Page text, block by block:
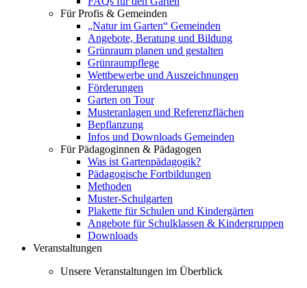
Für Profis & Gemeinden
„Natur im Garten“ Gemeinden
Angebote, Beratung und Bildung
Grünraum planen und gestalten
Grünraumpflege
Wettbewerbe und Auszeichnungen
Förderungen
Garten on Tour
Musteranlagen und Referenzflächen
Bepflanzung
Infos und Downloads Gemeinden
Für Pädagoginnen & Pädagogen
Was ist Gartenpädagogik?
Pädagogische Fortbildungen
Methoden
Muster-Schulgarten
Plakette für Schulen und Kindergärten
Angebote für Schulklassen & Kindergruppen
Downloads
Veranstaltungen
Unsere Veranstaltungen im Überblick